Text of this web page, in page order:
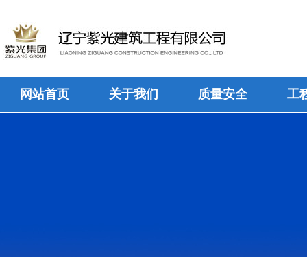
网站首页 关于我们 质量安全 工